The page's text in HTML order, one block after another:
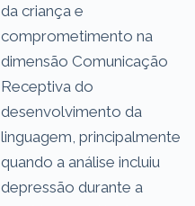
da criança e
comprometimento na
dimensão Comunicação
Receptiva do
desenvolvimento da
linguagem, principalmente
quando a análise incluiu
depressão durante a